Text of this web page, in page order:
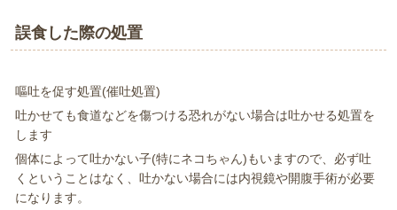
誤食した際の処置
嘔吐を促す処置(催吐処置)
吐かせても食道などを傷つける恐れがない場合は吐かせる処置を
します
個体によって吐かない子(特にネコちゃん)もいますので、必ず吐
くということはなく、吐かない場合には内視鏡や開腹手術が必要
になります。